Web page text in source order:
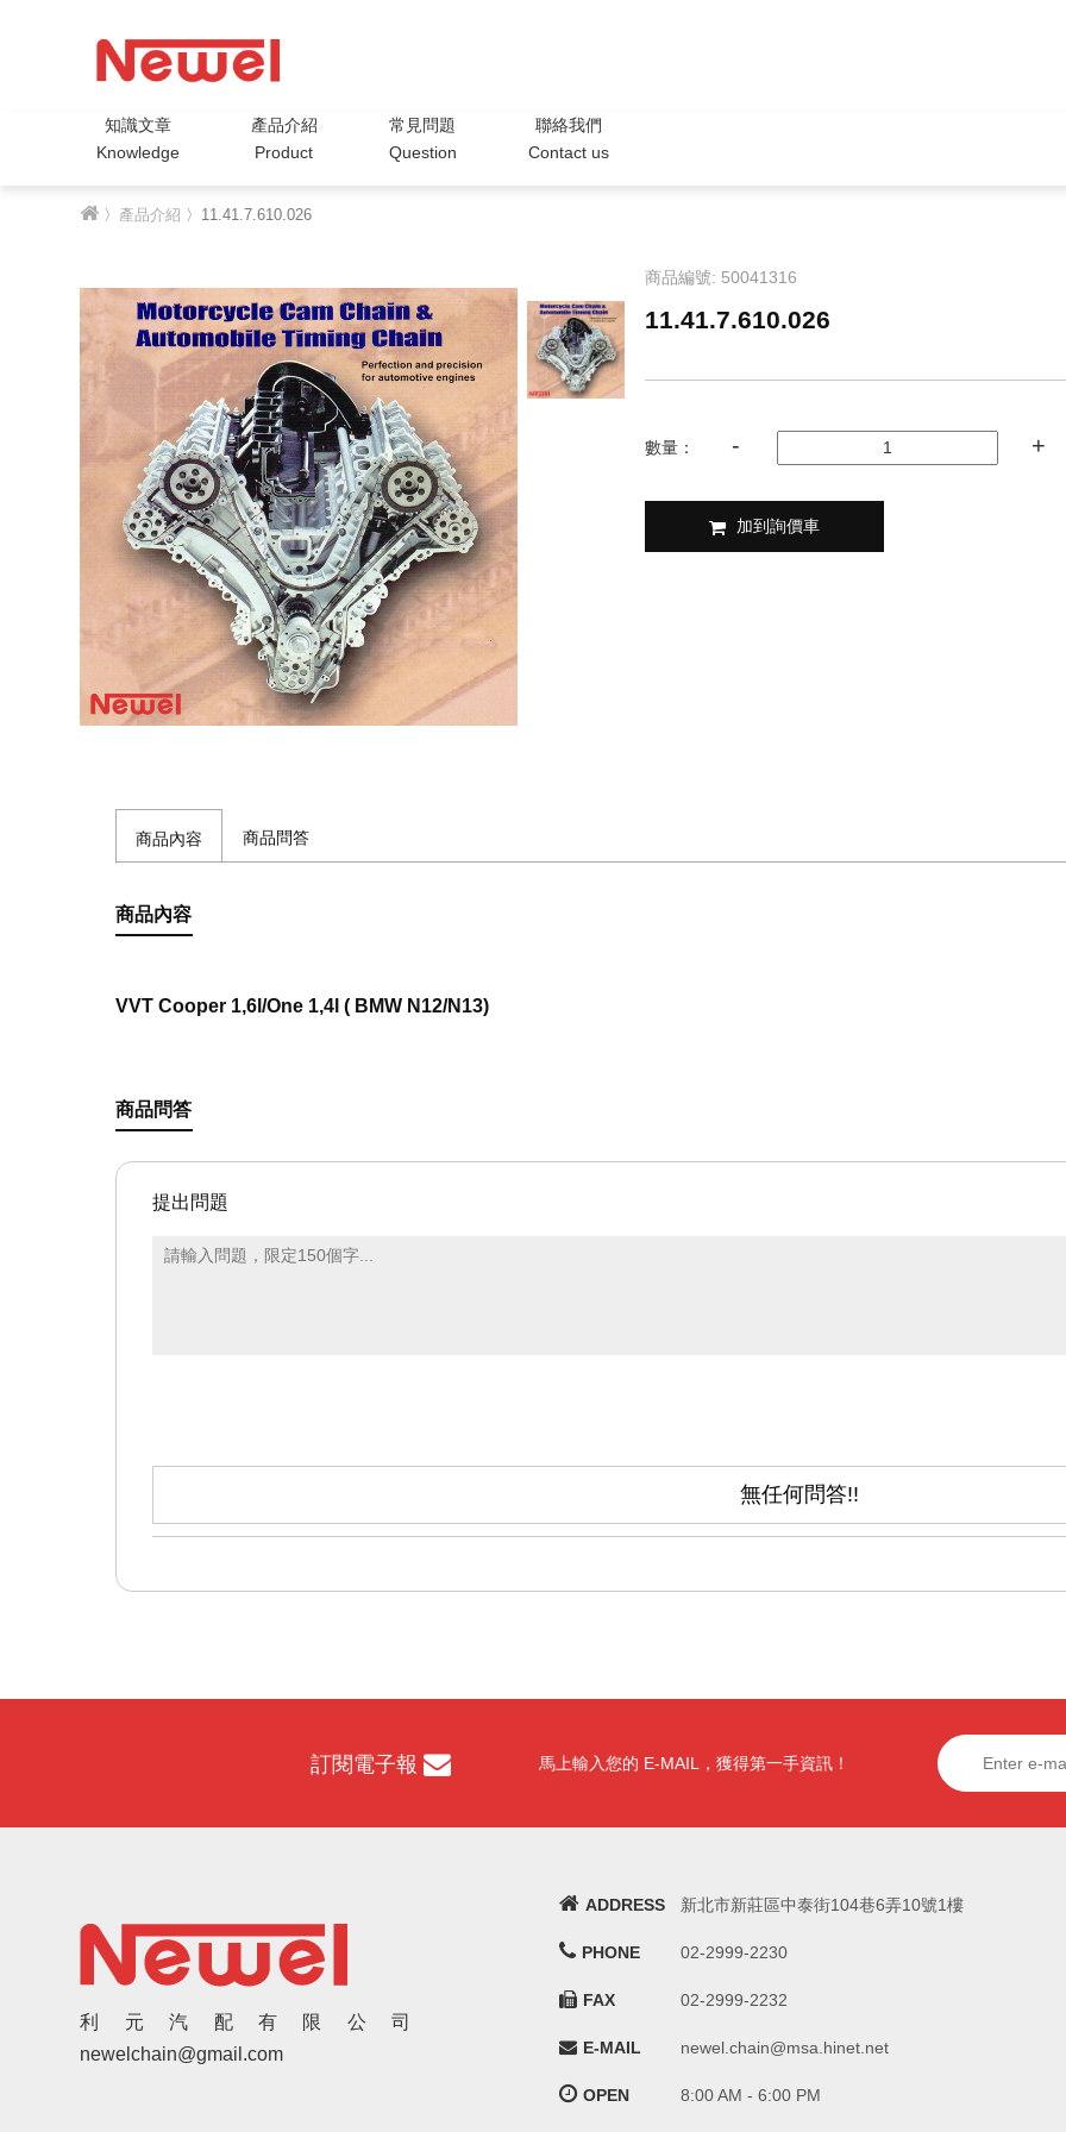
知識文章
Knowledge
產品介紹
Product
常見問題
Question
聯絡我們
Contact us
〉 產品介紹 〉11.41.7.610.026
商品編號: 50041316
11.41.7.610.026
數量：
加到詢價車
商品內容 商品問答
商品內容
VVT Cooper 1,6l/One 1,4l ( BMW N12/N13)
商品問答
提出問題
無任何問答!!
訂閱電子報 馬上輸入您的 E-MAIL，獲得第一手資訊！
利元汽配有限公司
newelchain@gmail.com
ADDRESS 新北市新莊區中泰街104巷6弄10號1樓
PHONE 02-2999-2230
FAX 02-2999-2232
E-MAIL newel.chain@msa.hinet.net
OPEN 8:00 AM - 6:00 PM